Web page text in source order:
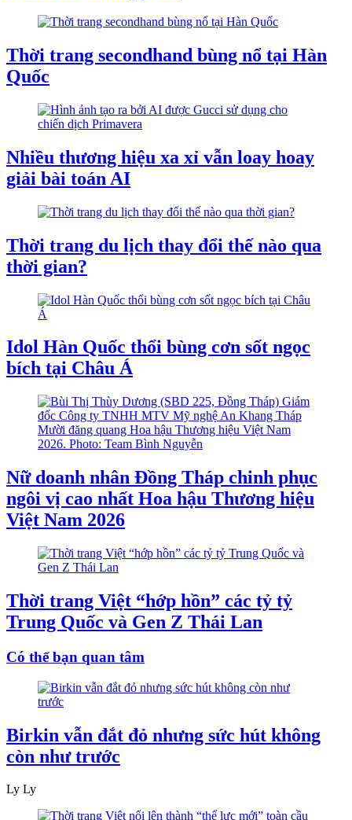
Thời trang secondhand bùng nổ tại Hàn
Quốc
Nhiều thương hiệu xa xỉ vẫn loay hoay
giải bài toán AI
Thời trang du lịch thay đổi thế nào qua
thời gian?
Idol Hàn Quốc thổi bùng cơn sốt ngọc
bích tại Châu Á
Nữ doanh nhân Đồng Tháp chinh phục
ngôi vị cao nhất Hoa hậu Thương hiệu
Việt Nam 2026
Thời trang Việt “hớp hồn” các tỷ tỷ
Trung Quốc và Gen Z Thái Lan
Có thể bạn quan tâm
Birkin vẫn đắt đỏ nhưng sức hút không
còn như trước
Ly Ly